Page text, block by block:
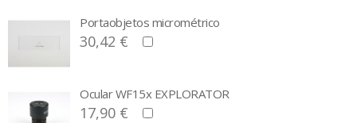
Portaobjetos micrométrico
30,42 €
Ocular WF15x EXPLORATOR
17,90 €